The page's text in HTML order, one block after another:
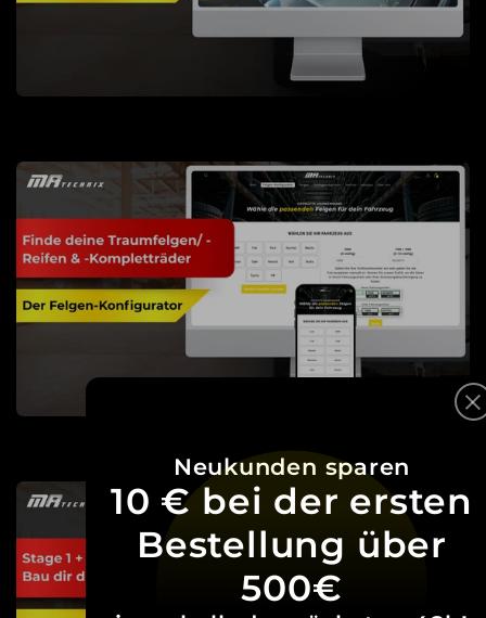
Neukunden sparen
10 € bei der ersten
Bestellung über
500€